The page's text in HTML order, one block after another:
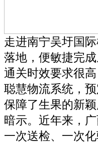
走进南宁吴圩国
落地，便敏捷完
通关时效要求很
聪慧物流系统，
保障了生果的新
暗示。近年来，
一次送检、一次